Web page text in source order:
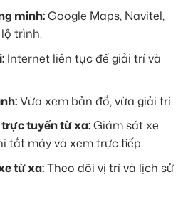
minh:Google Maps, Navitel,
trình.
Internet liên tục để giải trí và
Vừa xem bản đồ, vừa giải trí.
tuyến từ xa:Giám sát xe
tắt máy và xem trực tiếp.
từ xa:Theo dõi vị trí và lịch sử